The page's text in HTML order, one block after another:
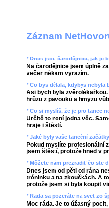
Záznam
* Dnes jsou čarodějnice, jak je
Na čarodějnice jsem úplně
večer někam vyrazím.
* Co bys dělala, kdybys nebyla
Asi bych byla
hrůzu z pavouků a hmyzu
* Co si myslíš, že je pro tanec
Určitě to není jedna věc.
hraje i štěstí.
* Jaké byly vaše taneční
Pokud myslíte profesionální
jsem štěstí, protože hned v
* Môžete nám prezradiť čo ste
Dnes jsem od pěti od rána
tréninku a na zkouškách. A
protože jsem si byla koupit
* Rada sa pozeráte na svet zo
Moc ráda. Je to úžasný